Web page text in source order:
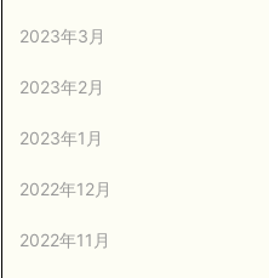
2023年3月
2023年2月
2023年1月
2022年12月
2022年11月